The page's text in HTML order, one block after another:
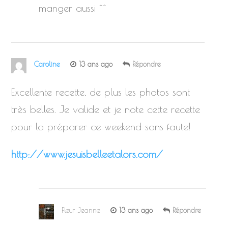
manger aussi ^^
Caroline 13 ans ago Répondre
Excellente recette, de plus les photos sont
très belles. Je valide et je note cette recette
pour la préparer ce weekend sans faute!
http://www.jesuisbelleetalors.com/
Fleur Jeanne 13 ans ago Répondre